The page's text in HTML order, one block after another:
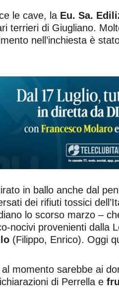
le cave, la Eu. Sa.
terrieri di Giugliano.
nell’inchiesta è
in ballo anche dal
dei rifiuti tossici
lo scorso marzo –
nocivi provenienti dalla
(Filippo, Enrico). Oggi
momento sarebbe ai
di Perrella e